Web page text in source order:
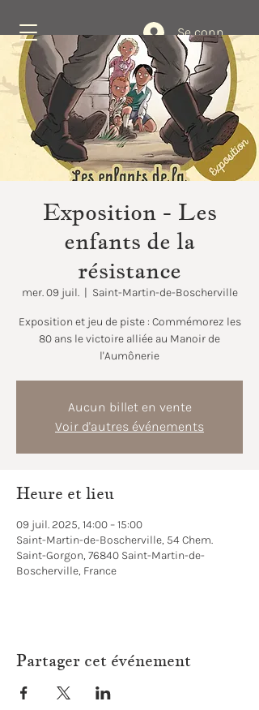
Se connecter
Réservez
Exposition - Les
enfants de la
résistance
mer. 09 juil.
  |
Saint-Martin-de-Boscherville
Exposition et jeu de piste : Commémorez les
80 ans le victoire alliée au Manoir de
l'Aumônerie
Aucun billet en vente
Voir d'autres événements
Heure et lieu
09 juil. 2025, 14:00 – 15:00
Saint-Martin-de-Boscherville, 54 Chem.
Saint-Gorgon, 76840 Saint-Martin-de-
Boscherville, France
Partager cet événement